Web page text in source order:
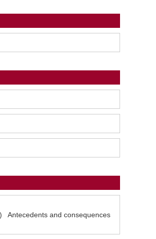
Antecedents and consequences